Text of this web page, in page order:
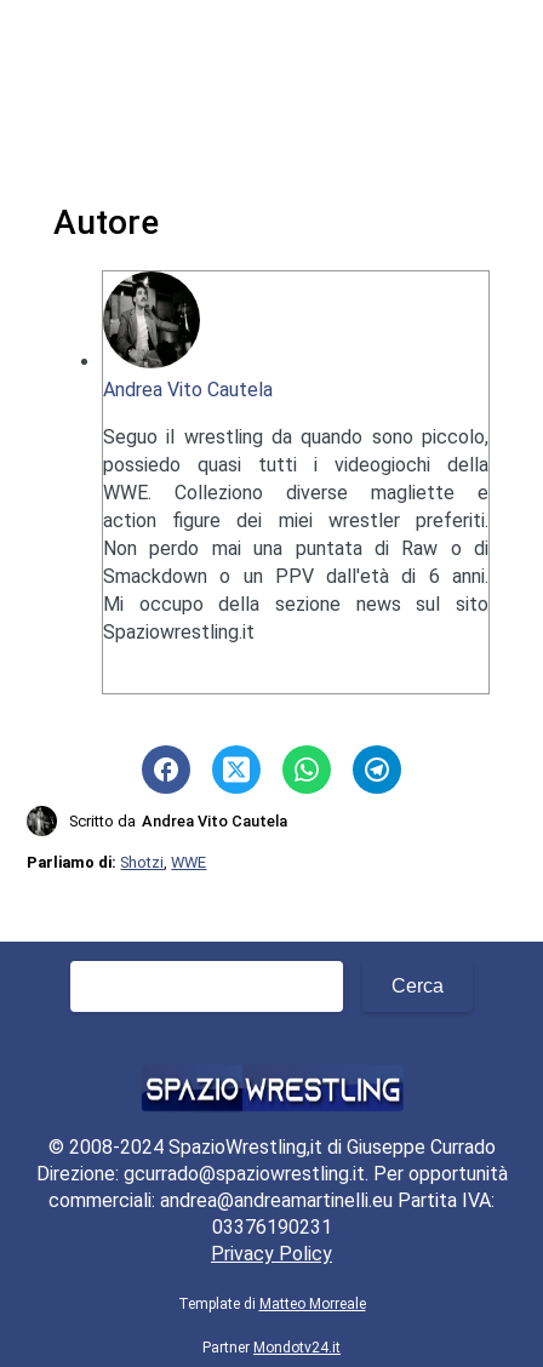
Autore
Andrea Vito Cautela
Seguo il wrestling da quando sono piccolo,
possiedo quasi tutti i videogiochi della
WWE. Colleziono diverse magliette e
action figure dei miei wrestler preferiti.
Non perdo mai una puntata di Raw o di
Smackdown o un PPV dall'età di 6 anni.
Mi occupo della sezione news sul sito
Spaziowrestling.it
Scritto da Andrea Vito Cautela
Parliamo di:Shotzi ,WWE
© 2008-2024 SpazioWrestling,it di Giuseppe Currado
Direzione: gcurrado@spaziowrestling.it. Per opportunità
commerciali: andrea@andreamartinelli.eu Partita IVA:
03376190231
Privacy Policy
Template di Matteo Morreale
Partner Mondotv24.it